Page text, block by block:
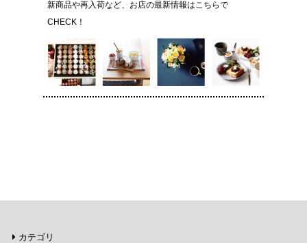
新商品や再入荷など、お店の最新情報はこちらで
CHECK！
カテゴリ